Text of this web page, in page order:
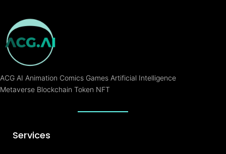
ACG AI Animation Comics Games Artificial Intelligence
Metaverse Blockchain Token NFT
Services